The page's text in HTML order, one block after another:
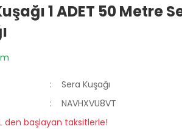
1 ADET 50 Metre
Sera Kuşağı
NAVHXVU8VT
den başlayan taksitlerle!